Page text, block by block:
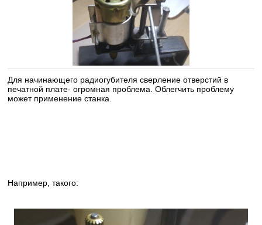
Для начинающего радиогубителя сверление отверстий в
печатной плате- огромная проблема. Облегчить проблему
может применение станка.
Например, такого: